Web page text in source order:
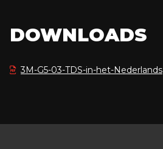
DOWNLOADS
3M-G5-03-TDS-in-het-Nederlands